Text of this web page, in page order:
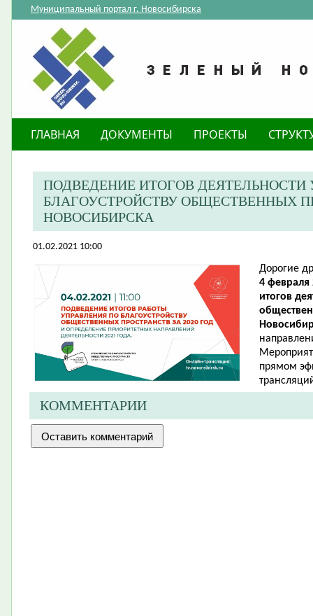
Муниципальный портал г. Новосибирска
ГЛАВНАЯ ДОКУМЕНТЫ ПРОЕКТЫ
ПОДВЕДЕНИЕ ИТОГОВ ДЕЯТЕЛЬНОСТИ
БЛАГОУСТРОЙСТВУ ОБЩЕСТВЕННЫХ
НОВОСИБИРСКА
01.02.2021 10:00
Дорогие
4 февраля
итогов
прямом
КОММЕНТАРИИ